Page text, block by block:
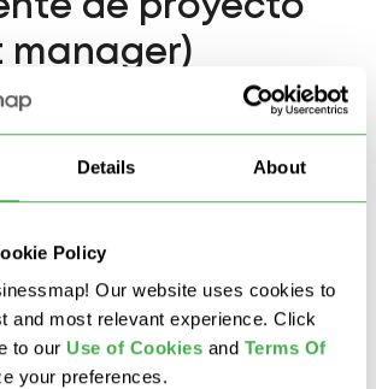
Details About
Policy
Our website uses cookies to
and most relevant experience. Click
to our Use of Cookies and Terms Of
your preferences.
de proyecto
manager)
tácticos de la entrega del
puede que no te
la investigación de mercado o el
pero eres esencial para la
de las ideas y estrategias que
actividades.